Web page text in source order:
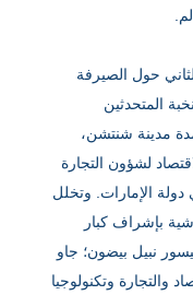
حول الصيرفة
المتحدثين
مدينة شنتشن،
لشؤون التجارة
دولة الإمارات. وتخلل
بإشراف كبار
نبيل بيضون؛ جاو
والتجارة وتكنولوجيا